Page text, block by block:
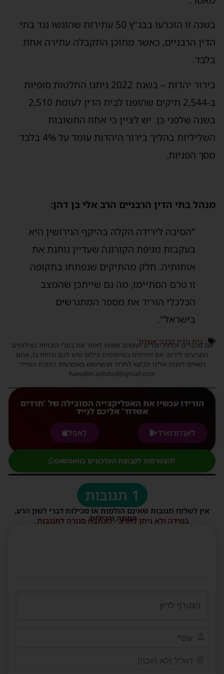
בשנה זו הוכרעו בבג"ץ 50 עתירות שהוגשו נגד בתי
הדין הרבניים, כאשר מתוכן התקבלה עתירה אחת
בלבד.
בירור יהדות – בשנת 2022 ניתנו החלטות סופיות
ב-2,544 תיקים שהופנו לבית הדין לעומת 2,510
בשנה שלפני כן. יש לציין כי אחוז התשובות
השליליות בהליך בירור היהדות עומד על 4% בלבד
מסך הפניות.
מנהל בתי הדין הרבניים הרב אלי בן דהן:
"הסיבה לירידה הקלה בהיקף הגירושין היא
בעקבות מגיפת הקורונה שעדיין נותנת את
אותותיה. חלק מהתיקים שנפתחו בתקופה
זו טרם הסתיימו, מה גם שייתכן שהמצב
הכלכלי הוריד את מספר המתגרשים
בישראל".
בית הדין הרבני אשדוד
אנו מכבדים זכויות יוצרים ועושים מאמץ לאתר את בעלי הזכויות בצילומים
המגיעים לידינו. אם זיהיתים בפרסומינו צילום שיש לכם זכויות בו, אתם
רשאים לפנות אלינו ולבקש לחדול מהשימוש באמצעות כתובת המייל:
haredim.ashdod@gmail.com
הורידו עכשיו את האפליקצייה המובילה של 'חרדים
אשדוד' אליכם לנייד
לאנדורואיד
לאפל
להצטרפות לקבוצת העדכונים בוואטסאפ
1 תגובות
אין לשלוח תגובות שאינם הולמות או מכילות דברי לשון הרע,
הסתה ורכילות.
במידה ולא ניתן להגיב - הכתבה סגורה לתגובות.